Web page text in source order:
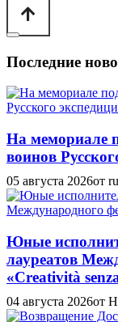
Последние
На мемориале
воинов
05 августа 2026от
Юные
лауреатов
«Creatività
04 августа 2026от